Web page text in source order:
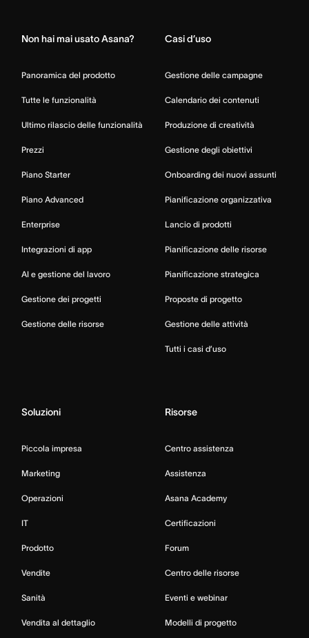
Non hai mai usato Asana?
Panoramica del prodotto
Tutte le funzionalità
Ultimo rilascio delle funzionalità
Prezzi
Piano Starter
Piano Advanced
Enterprise
Integrazioni di app
AI e gestione del lavoro
Gestione dei progetti
Gestione delle risorse
Casi d’uso
Gestione delle campagne
Calendario dei contenuti
Produzione di creatività
Gestione degli obiettivi
Onboarding dei nuovi assunti
Pianificazione organizzativa
Lancio di prodotti
Pianificazione delle risorse
Pianificazione strategica
Proposte di progetto
Gestione delle attività
Tutti i casi d’uso
Soluzioni
Piccola impresa
Marketing
Operazioni
IT
Prodotto
Vendite
Sanità
Vendita al dettaglio
Risorse
Centro assistenza
Assistenza
Asana Academy
Certificazioni
Forum
Centro delle risorse
Eventi e webinar
Modelli di progetto